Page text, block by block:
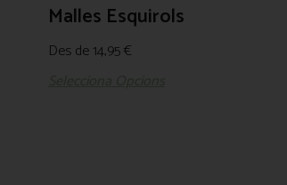
Malles Esquirols
Des de14,95€